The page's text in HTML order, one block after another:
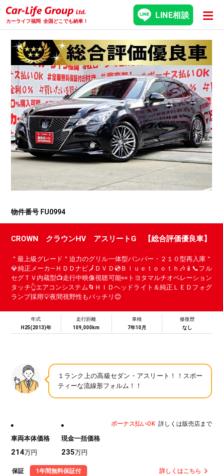
カーライフ福岡 全国どこでも納車！
LINE相談
物件番号 FU0994
CROWN クラウンHV アスリートG 【総合評価優良車】
＂最上級グレード＂迫力のグリル一体型バンパー・２１０型再入庫＂
💎純正メーカ―ＨＤＤナビ🗾ＤＶＤ💿Ｂｌｕｅｔｏｏｔｈ🎶📱📞フル
セグＴＶ内蔵型📺走行中映像視聴可能👀トヨタマルチオペレーション
タッチ👆エアコンシステム🌀ＨＩＤヘッドライト＆純正ＬＥＤフォグ
ランプ採用💡夜間視野性もバッチリ😊
年式
H25(2013)年
走行距離
109,000km
車検
7年10月
修復歴
なし
１ランク上の高級セダン・アスリート！！スポー
ティーな流線形フォルム！！
車両本体価格
214万円
現金一括価格
235万円
ボーナス払いOK 詳しくは販売店まで
保証 1年間無料保証付 詳しくはこちら